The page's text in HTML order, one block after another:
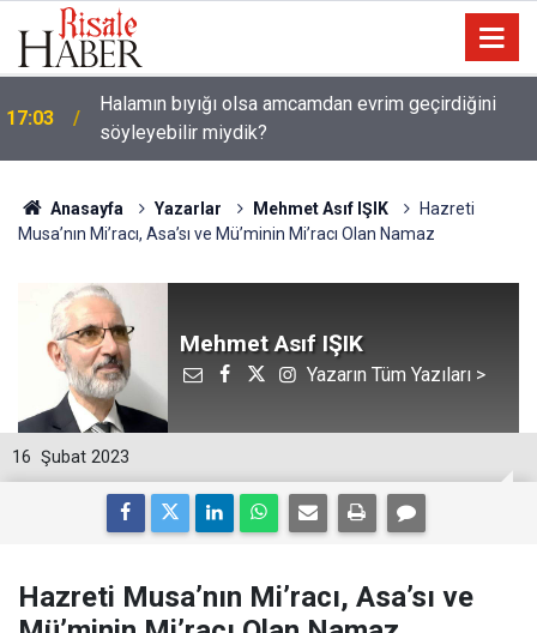
17:03
Halamın bıyığı olsa amcamdan evrim geçirdiğini
söyleyebilir miydik?
Anasayfa Yazarlar Mehmet Asıf IŞIK
Hazreti
Musa’nın Mi’racı, Asa’sı ve Mü’minin Mi’racı Olan Namaz
Mehmet Asıf IŞIK
Yazarın Tüm Yazıları >
16 Şubat 2023
Hazreti Musa’nın Mi’racı, Asa’sı ve